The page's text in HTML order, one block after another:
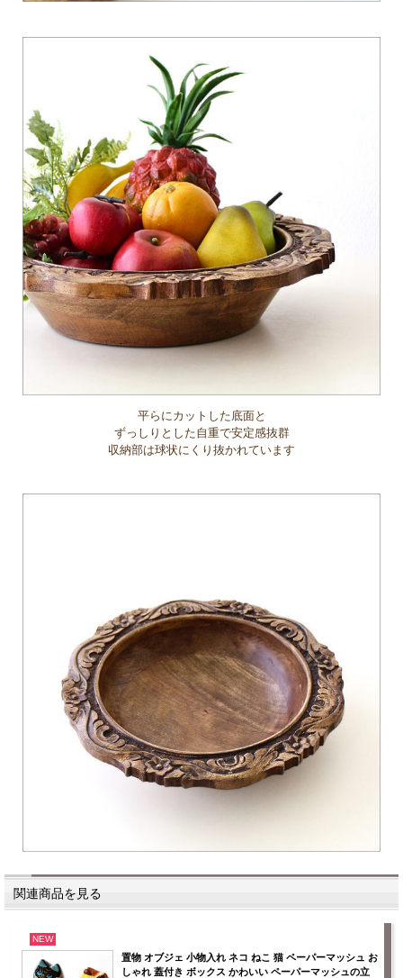
平らにカットした底面と
ずっしりとした自重で安定感抜群
収納部は球状にくり抜かれています
関連商品を見る
NEW
置物 オブジェ 小物入れ ネコ ねこ 猫 ペーパーマッシュ お
しゃれ 蓋付き ボックス かわいい ペーパーマッシュの立